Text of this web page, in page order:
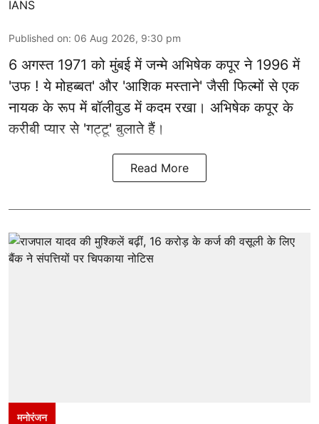
IANS
Published on: 06 Aug 2026, 9:30 pm
6 अगस्त 1971 को मुंबई में जन्मे अभिषेक कपूर ने 1996 में
'उफ ! ये मोहब्बत' और 'आशिक मस्ताने' जैसी फिल्मों से एक
नायक के रूप मेंबॉलीवुडमें कदम रखा। अभिषेक कपूर के
करीबी प्यार से 'गट्टू' बुलाते हैं।
Read More
मनोरंजन